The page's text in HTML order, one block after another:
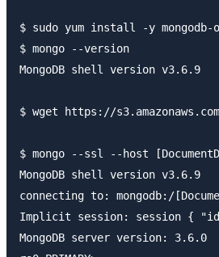
$ sudo yum install -y
$ mongo --version
MongoDB shell version v3.6.9
$ wget https://
$ mongo --ssl --host
MongoDB shell version v3.6.9
connecting to: mongodb:/
Implicit session: session { "id" :
MongoDB server version: 3.6.0